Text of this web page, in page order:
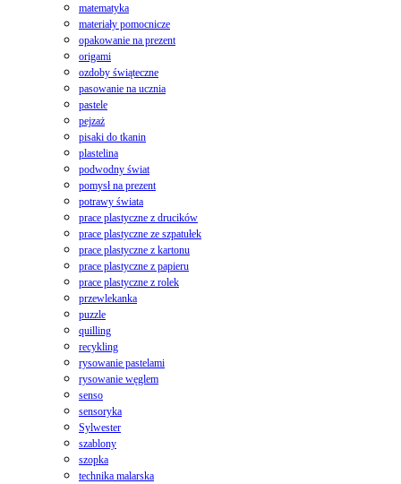
matematyka
materiały pomocnicze
opakowanie na prezent
origami
ozdoby świąteczne
pasowanie na ucznia
pastele
pejzaż
pisaki do tkanin
plastelina
podwodny świat
pomysł na prezent
potrawy świata
prace plastyczne z drucików
prace plastyczne ze szpatułek
prace plastyczne z kartonu
prace plastyczne z papieru
prace plastyczne z rolek
przewlekanka
puzzle
quilling
recykling
rysowanie pastelami
rysowanie węglem
senso
sensoryka
Sylwester
szablony
szopka
technika malarska